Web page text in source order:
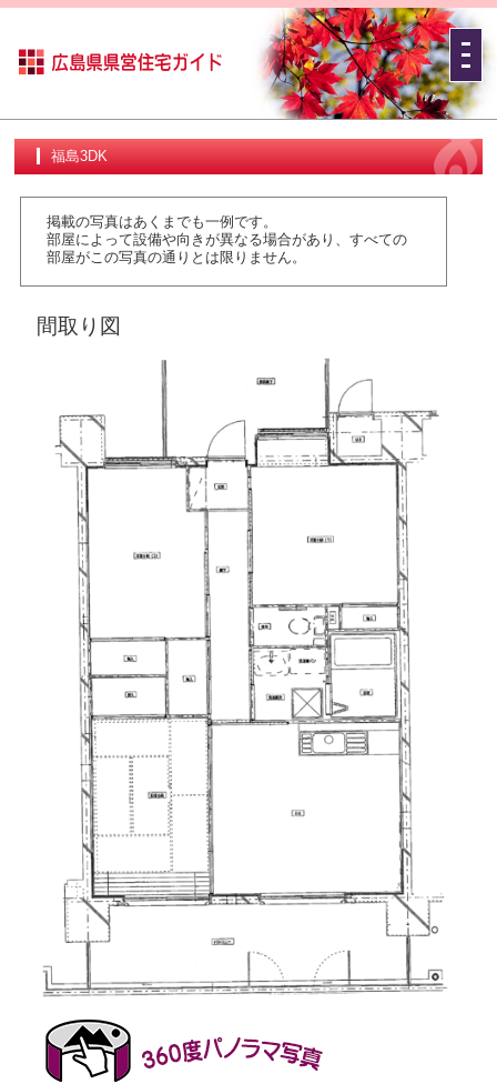
福島3DK
掲載の写真はあくまでも一例です。
部屋によって設備や向きが異なる場合があり、すべての
部屋がこの写真の通りとは限りません。
間取り図